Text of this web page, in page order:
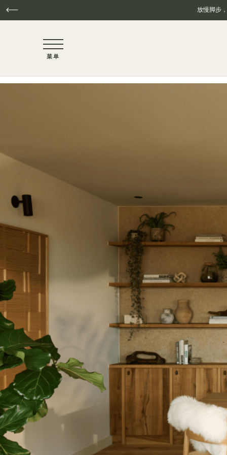
放慢脚步
NaN / 3
菜单